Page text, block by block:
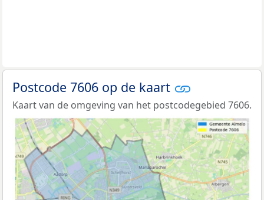
Postcode 7606 op de kaart
Kaart van de omgeving van het postcodegebied 7606.